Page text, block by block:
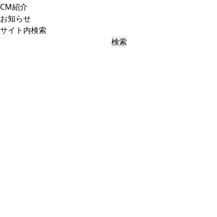
CM紹介
お知らせ
サイト内検索
検索